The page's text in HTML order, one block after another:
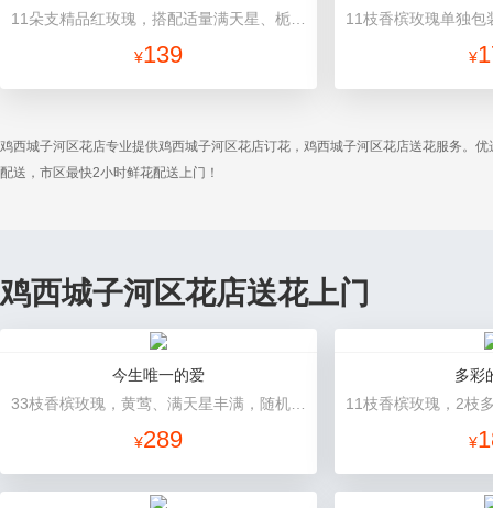
¥139 ¥
鸡西城子河区花店专业提供鸡西城子河区花店订花，鸡西城子河区花店送花服务。
配送，市区最快2小时鲜花配送上门！
鸡西城子河区花店送花上门
今生唯一的爱
¥289
多彩
¥